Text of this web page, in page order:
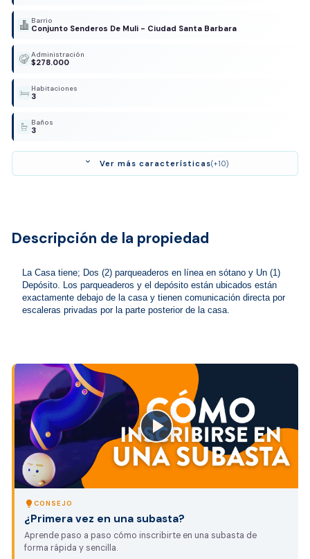
Barrio
Conjunto Senderos De Muli - Ciudad Santa Barbara
Administración
$278.000
Habitaciones
3
Baños
3
expand_more Ver más características(+10)
Descripción de la propiedad
La Casa tiene; Dos (2) parqueaderos en línea en sótano y Un (1)
Depósito. Los parqueaderos y el depósito están ubicados están
exactamente debajo de la casa y tienen comunicación directa por
escaleras privadas por la parte posterior de la casa.
lightbulb CONSEJO
¿Primera vez en una subasta?
Aprende paso a paso cómo inscribirte en una subasta de
forma rápida y sencilla.